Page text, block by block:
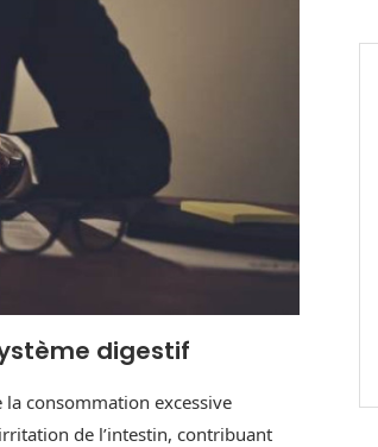
digestif
la consommation excessive
de l’intestin, contribuant